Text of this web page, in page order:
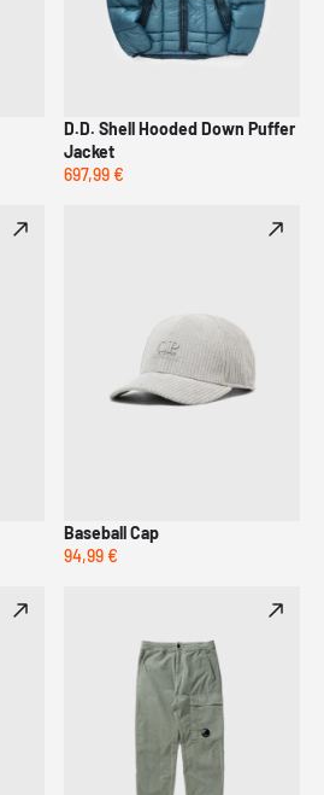
D.D. Shell Hooded Down Puffer
Jacket
697,99 €
Baseball Cap
94,99 €